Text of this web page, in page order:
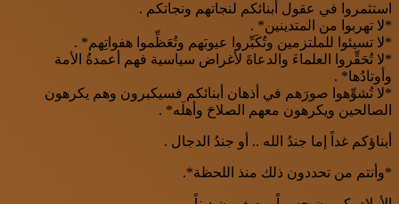
استثمروا في عقول أبنائكم لنجاتهم ونجاتكم .
*ﻻ تهربوا من المتدينين* .
*ﻻ تسيئوا للملتزمين وتُكَبِّروا عيوبَهم وتُعَظِّموا هفواتِهم* .
*ﻻ تُحَقِّروا العلماءَ والدعاةَ لأغراض سياسية فهم أعمدةُ الأمة
وأوتادُها* .
*ﻻ تُشوِّهوا صورَهم في أذهان أبنائكم فسيكبرون وهم يكرهون
الصالحين ويكرهون معهم الصلاحَ وأهلَه* .
أبناؤكم غداً إما جندُ الله .. أو جندُ الدجال .
*وأنتم من تحددون ذلك منذ اللحظة*.